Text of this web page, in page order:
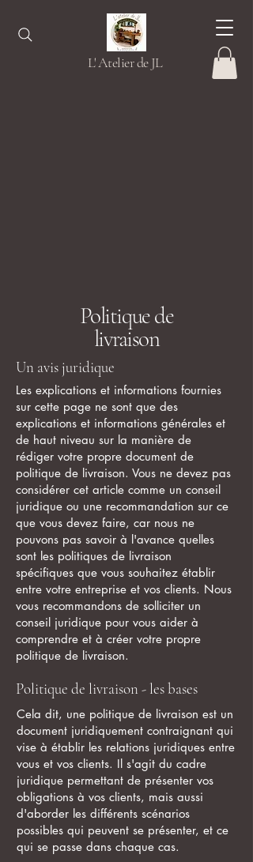
L' Atelier de JL
Politique de
livraison
Un avis juridique
Les explications et informations fournies
sur cette page ne sont que des
explications et informations générales et
de haut niveau sur la manière de
rédiger votre propre document de
politique de livraison. Vous ne devez pas
considérer cet article comme un conseil
juridique ou une recommandation sur ce
que vous devez faire, car nous ne
pouvons pas savoir à l'avance quelles
sont les politiques de livraison
spécifiques que vous souhaitez établir
entre votre entreprise et vos clients. Nous
vous recommandons de solliciter un
conseil juridique pour vous aider à
comprendre et à créer votre propre
politique de livraison.
Politique de livraison - les bases
Cela dit, une politique de livraison est un
document juridiquement contraignant qui
vise à établir les relations juridiques entre
vous et vos clients. Il s'agit du cadre
juridique permettant de présenter vos
obligations à vos clients, mais aussi
d'aborder les différents scénarios
possibles qui peuvent se présenter, et ce
qui se passe dans chaque cas.